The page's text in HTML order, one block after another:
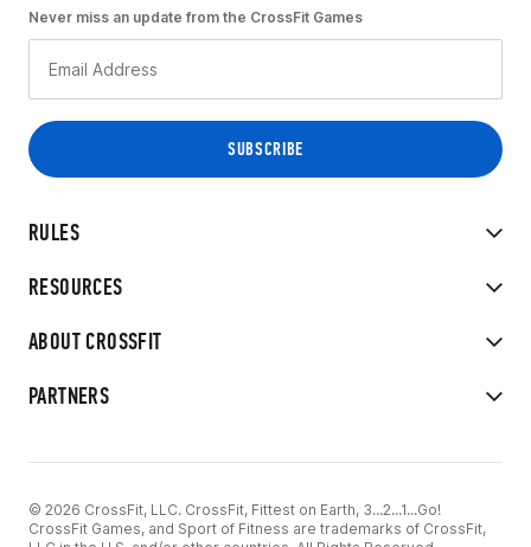
RULES
RESOURCES
ABOUT CROSSFIT
PARTNERS
Never miss an update from the CrossFit Games
© 2026 CrossFit, LLC. CrossFit, Fittest on Earth, 3...2...1...Go!
CrossFit Games, and Sport of Fitness are trademarks of CrossFit,